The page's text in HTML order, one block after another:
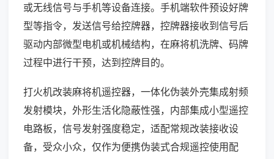
或无线信号与手机等设备连接。手机端软件预设好牌
型等指令，发送信号给控牌器，控牌器接收到信号后
驱动内部微型电机或机械结构，在麻将机洗牌、码牌
过程中进行干预，达到控牌目的。
打火机改装麻将机遥控器，一体化伪装外壳集成射频
发射模块，外形生活化隐蔽性强，内部集成小型遥控
电路板，信号发射强度稳定，适配常规改装接收设
备，受众小众，仅作为便携伪装式合规遥控使用配